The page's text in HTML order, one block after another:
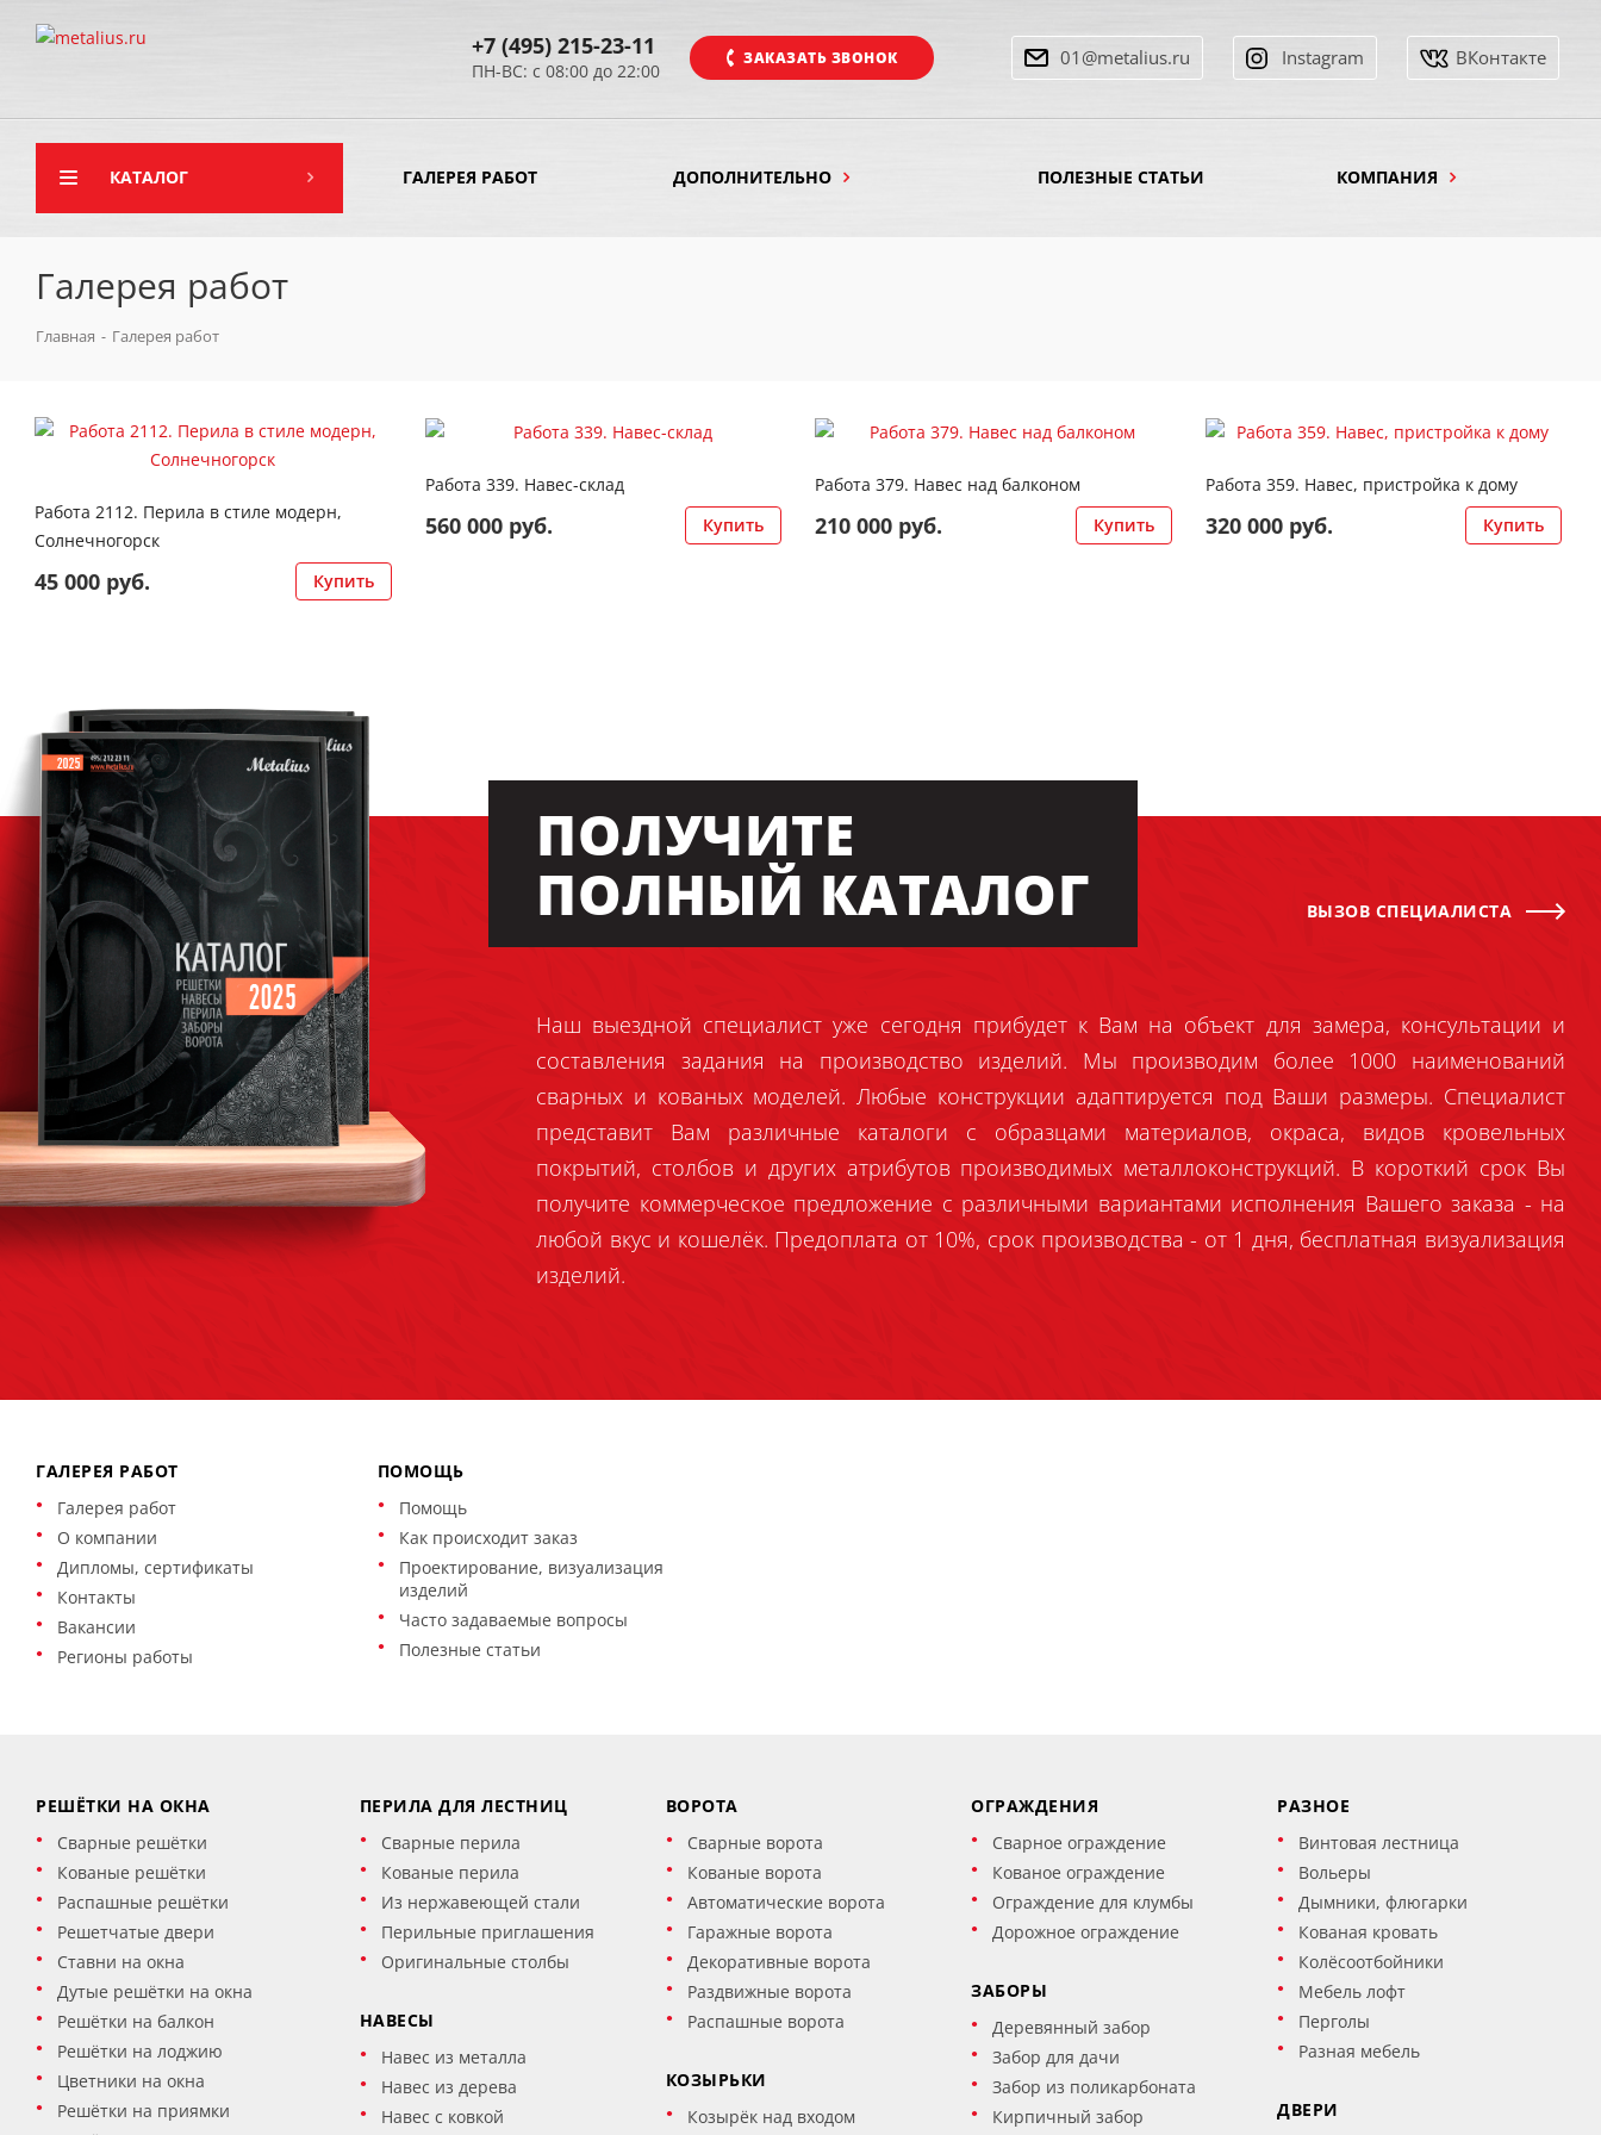
ЗАКАЗАТЬ ЗВОНОК 01@metalius.ru Instagram ВКонтакте
+7 (495) 215-23-11
ПН-ВС: с 08:00 до 22:00
КАТАЛОГ ГАЛЕРЕЯ РАБОТ ДОПОЛНИТЕЛЬНО ПОЛЕЗНЫЕ СТАТЬИ КОМПАНИЯ
Галерея работ
Главная - Галерея работ
Смотреть работу
Работа 2112. Перила в стиле модерн,
Солнечногорск
45 000 руб. Купить
Работа 339. Навес-склад
560 000 руб. Купить
Работа 379. Навес над балконом
210 000 руб. Купить
Работа 359. Навес, пристройка к дому
320 000 руб. Купить
ПОЛУЧИТЕ
ПОЛНЫЙ КАТАЛОГ
ВЫЗОВ СПЕЦИАЛИСТА
Наш выездной специалист уже сегодня прибудет к Вам на объект для замера, консультации и
составления задания на производство изделий. Мы производим более 1000 наименований
сварных и кованых моделей. Любые конструкции адаптируется под Ваши размеры. Специалист
представит Вам различные каталоги с образцами материалов, окраса, видов кровельных
покрытий, столбов и других атрибутов производимых металлоконструкций. В короткий срок Вы
получите коммерческое предложение с различными вариантами исполнения Вашего заказа - на
любой вкус и кошелёк. Предоплата от 10%, срок производства - от 1 дня, бесплатная визуализация
изделий.
ГАЛЕРЕЯ РАБОТ
Галерея работ
О компании
Дипломы, сертификаты
Контакты
Вакансии
Регионы работы
ПОМОЩЬ
Помощь
Как происходит заказ
Проектирование, визуализация
изделий
Часто задаваемые вопросы
Полезные статьи
РЕШЁТКИ НА ОКНА
Сварные решётки
Кованые решётки
Распашные решётки
Решетчатые двери
Ставни на окна
Дутые решётки на окна
Решётки на балкон
Решётки на лоджию
Цветники на окна
Решётки на приямки
ПЕРИЛА ДЛЯ ЛЕСТНИЦ
Сварные перила
Кованые перила
Из нержавеющей стали
Перильные приглашения
Оригинальные столбы
НАВЕСЫ
Навес из металла
Навес из дерева
Навес с ковкой
ВОРОТА
Сварные ворота
Кованые ворота
Автоматические ворота
Гаражные ворота
Декоративные ворота
Раздвижные ворота
Распашные ворота
КОЗЫРЬКИ
Козырёк над входом
ОГРАЖДЕНИЯ
Сварное ограждение
Кованое ограждение
Ограждение для клумбы
Дорожное ограждение
ЗАБОРЫ
Деревянный забор
Забор для дачи
Забор из поликарбоната
Кирпичный забор
РАЗНОЕ
Винтовая лестница
Вольеры
Дымники, флюгарки
Кованая кровать
Колёсоотбойники
Мебель лофт
Перголы
Разная мебель
ДВЕРИ